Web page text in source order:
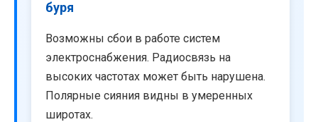
буря
Возможны сбои в работе систем
электроснабжения. Радиосвязь на
высоких частотах может быть нарушена.
Полярные сияния видны в умеренных
широтах.